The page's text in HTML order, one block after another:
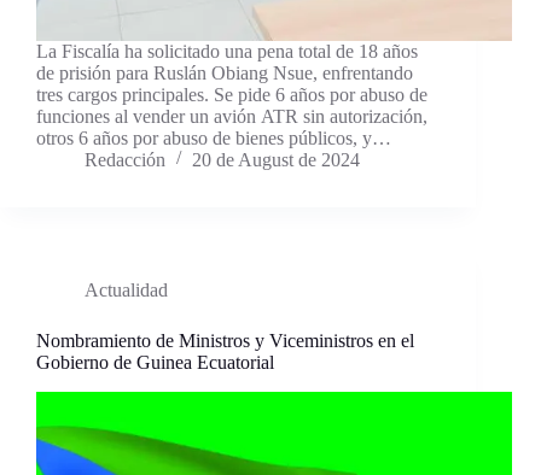
La Fiscalía ha solicitado una pena total de 18 años
de prisión para Ruslán Obiang Nsue, enfrentando
tres cargos principales. Se pide 6 años por abuso de
funciones al vender un avión ATR sin autorización,
otros 6 años por abuso de bienes públicos, y…
Redacción
20 de August de 2024
Actualidad
Nombramiento de Ministros y Viceministros en el
Gobierno de Guinea Ecuatorial